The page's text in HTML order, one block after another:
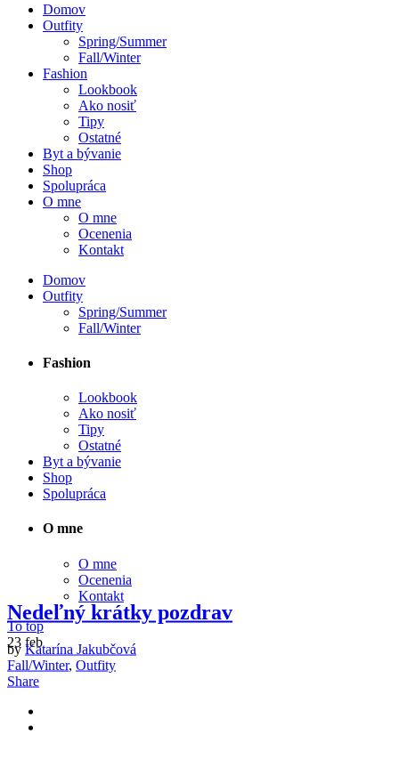
Domov
Outfity
Spring/Summer
Fall/Winter
Fashion
Lookbook
Ako nosiť
Tipy
Ostatné
Byt a bývanie
Shop
Spolupráca
O mne
O mne
Ocenenia
Kontakt
Domov
Outfity
Spring/Summer
Fall/Winter
Fashion
Lookbook
Ako nosiť
Tipy
Ostatné
Byt a bývanie
Shop
Spolupráca
O mne
O mne
Ocenenia
Kontakt
To top
23 feb
Nedeľný krátky pozdrav
by Katarína Jakubčová
Fall/Winter, Outfity
Share